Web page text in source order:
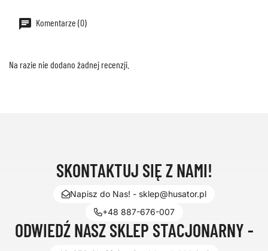
Komentarze (0)
Na razie nie dodano żadnej recenzji.
SKONTAKTUJ SIĘ Z NAMI!
Napisz do Nas! - sklep@husator.pl
+48 887-676-007
ODWIEDŹ NASZ SKLEP STACJONARNY -